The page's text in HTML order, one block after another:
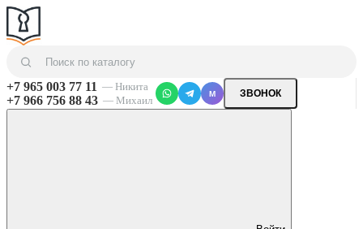
+7 965 003 77 11 — Никита
+7 966 756 88 43 — Михаил
M ЗВОНОК